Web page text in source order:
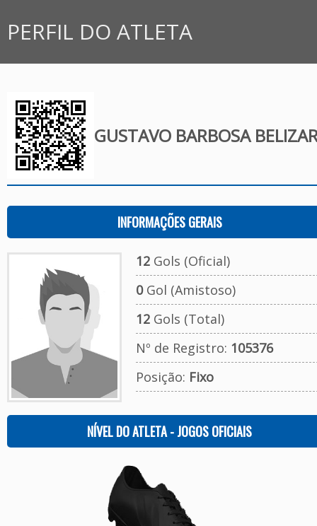
PERFIL DO ATLETA
GUSTAVO BARBOSA
INFORMAÇÕES GERAIS
12Gols (Oficial)
0Gol (Amistoso)
12Gols (Total)
Nº de Registro: 105376
Posição: Fixo
NÍVEL DO ATLETA - JOGOS OFICIAIS